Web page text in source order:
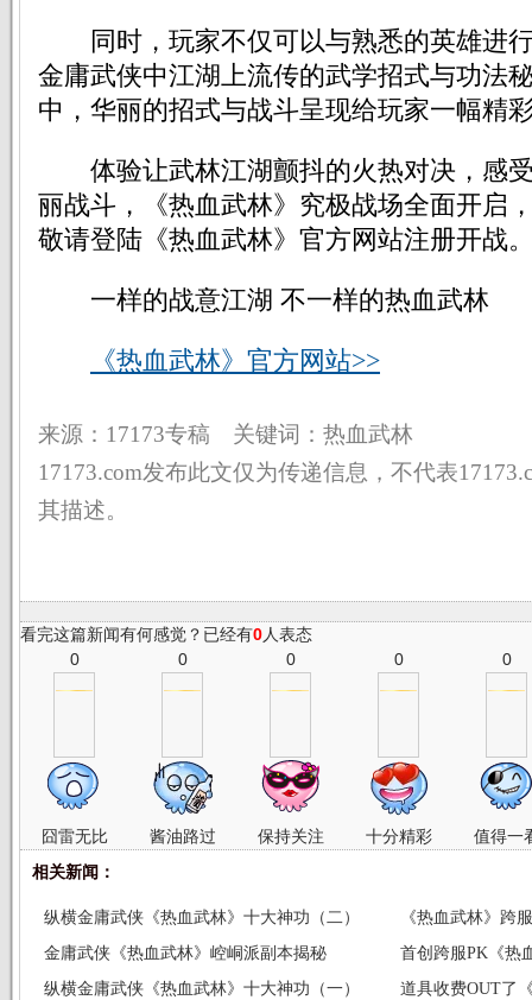
同时，玩家不仅可以与熟悉的英雄进
金庸武侠中江湖上流传的武学招式与功法
中，华丽的招式与战斗呈现给玩家一幅精
体验让武林江湖颤抖的火热对决，感
丽战斗，《热血武林》究极战场全面开启
敬请登陆《热血武林》官方网站注册开战
一样的战意江湖 不一样的热血武林
《热血武林》官方网站>>
来源：17173专稿 关键词：热血武林
17173.com发布此文仅为传递信息，不代表
其描述。
看完这篇新闻有何感觉？已经有0人表态
0
囧雷无比
0
酱油路过
0
保持关注
0
十分精彩
0
值得一
相关新闻：
纵横金庸武侠《热血武林》十大神功（二）
《热血武林》跨
金庸武侠《热血武林》崆峒派副本揭秘
首创跨服PK《热
纵横金庸武侠《热血武林》十大神功（一）
道具收费OUT了